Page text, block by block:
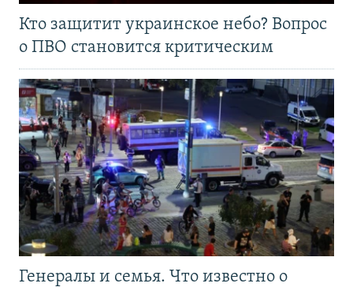
Кто защитит украинское небо? Вопрос
о ПВО становится критическим
Генералы и семья. Что известно о